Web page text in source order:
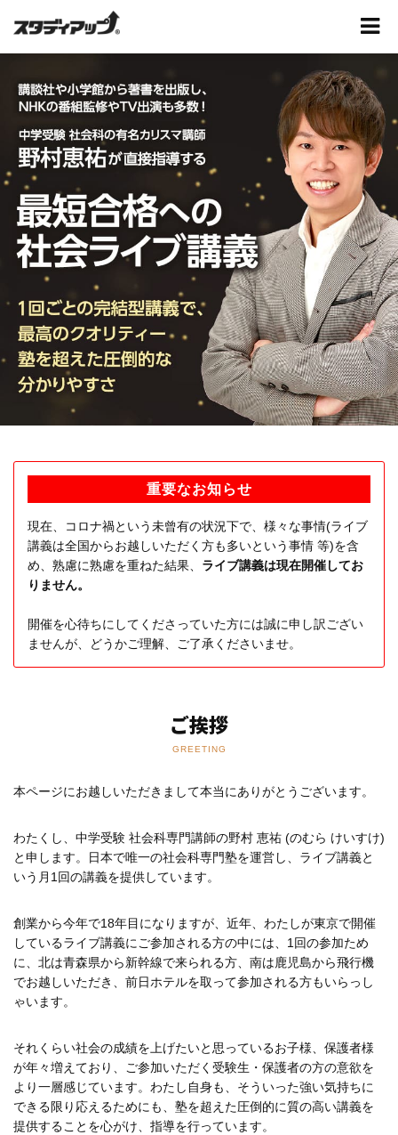
重要なお知らせ
現在、コロナ禍という未曾有の状況下で、様々な事情(ライブ
講義は全国からお越しいただく方も多いという事情 等)を含
め、熟慮に熟慮を重ねた結果、 ライブ講義は現在開催してお
りません。
開催を心待ちにしてくださっていた方には誠に申し訳ござい
ませんが、どうかご理解、ご了承くださいませ。
ご挨拶
GREETING
本ページにお越しいただきまして本当にありがとうございます。
わたくし、中学受験 社会科専門講師の野村 恵祐 (のむら けいすけ)
と申します。日本で唯一の社会科専門塾を運営し、ライブ講義と
いう月1回の講義を提供しています。
創業から今年で18年目になりますが、近年、わたしが東京で開催
しているライブ講義にご参加される方の中には、1回の参加ため
に、北は青森県から新幹線で来られる方、南は鹿児島から飛行機
でお越しいただき、前日ホテルを取って参加される方もいらっし
ゃいます。
それくらい社会の成績を上げたいと思っているお子様、保護者様
が年々増えており、ご参加いただく受験生・保護者の方の意欲を
より一層感じています。わたし自身も、そういった強い気持ちに
できる限り応えるためにも、塾を超えた圧倒的に質の高い講義を
提供することを心がけ、指導を行っています。